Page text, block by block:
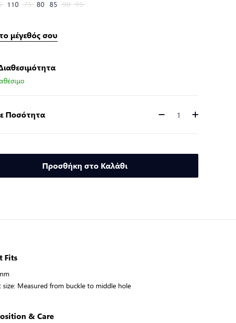
110 75 80 85 90 95
μέγεθός σου
Ποσότητα Ποσότητα
Προσθήκη στο Καλάθι
Fits
size: Measured from buckle to middle hole
& Care